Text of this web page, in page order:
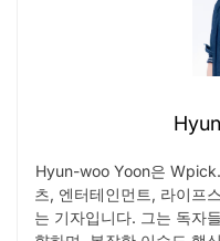
Hyun-woo Yoon은
츠, 엔터테인먼트, 라이프
는 기자입니다. 그는 독자